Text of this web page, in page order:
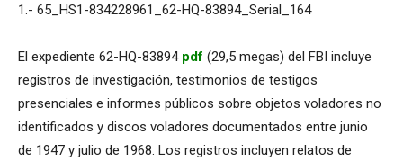
1.- 65_HS1-834228961_62-HQ-83894_Serial_164
El expediente 62-HQ-83894 pdf (29,5 megas) del FBI incluye
registros de investigación, testimonios de testigos
presenciales e informes públicos sobre objetos voladores no
identificados y discos voladores documentados entre junio
de 1947 y julio de 1968. Los registros incluyen relatos de